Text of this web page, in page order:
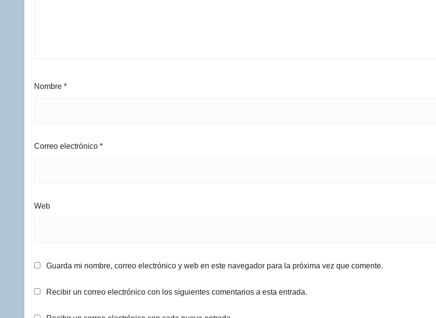
Nombre *
Correo electrónico *
Web
Guarda mi nombre, correo electrónico y web en este navegador para la próxima vez que comente.
Recibir un correo electrónico con los siguientes comentarios a esta entrada.